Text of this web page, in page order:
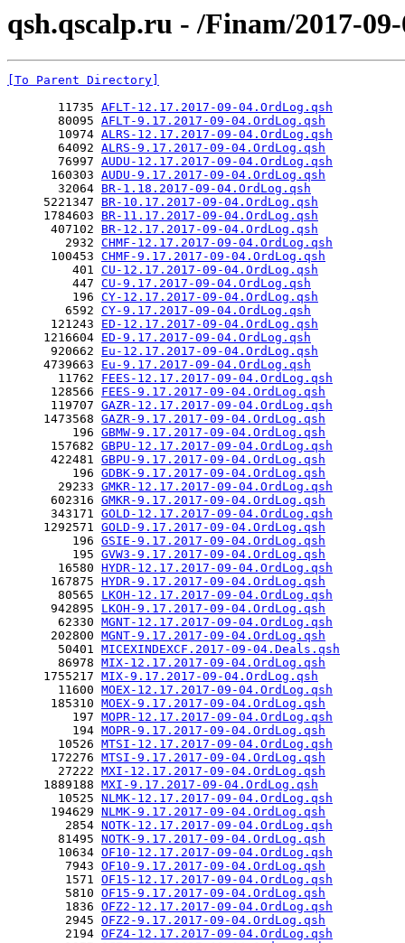
qsh.qscalp.ru - /Finam/2017-
[To Parent Directory]
       11735
AFLT-12.17.2017-09-04.OrdLog.qsh
       80095
AFLT-9.17.2017-09-04.OrdLog.qsh
       10974
ALRS-12.17.2017-09-04.OrdLog.qsh
       64092
ALRS-9.17.2017-09-04.OrdLog.qsh
       76997
AUDU-12.17.2017-09-04.OrdLog.qsh
      160303
AUDU-9.17.2017-09-04.OrdLog.qsh
       32064
BR-1.18.2017-09-04.OrdLog.qsh
     5221347
BR-10.17.2017-09-04.OrdLog.qsh
     1784603
BR-11.17.2017-09-04.OrdLog.qsh
      407102
BR-12.17.2017-09-04.OrdLog.qsh
        2932
CHMF-12.17.2017-09-04.OrdLog.qsh
      100453
CHMF-9.17.2017-09-04.OrdLog.qsh
         401
CU-12.17.2017-09-04.OrdLog.qsh
         447
CU-9.17.2017-09-04.OrdLog.qsh
         196
CY-12.17.2017-09-04.OrdLog.qsh
        6592
CY-9.17.2017-09-04.OrdLog.qsh
      121243
ED-12.17.2017-09-04.OrdLog.qsh
     1216604
ED-9.17.2017-09-04.OrdLog.qsh
      920662
Eu-12.17.2017-09-04.OrdLog.qsh
     4739663
Eu-9.17.2017-09-04.OrdLog.qsh
       11762
FEES-12.17.2017-09-04.OrdLog.qsh
      128566
FEES-9.17.2017-09-04.OrdLog.qsh
      119707
GAZR-12.17.2017-09-04.OrdLog.qsh
     1473568
GAZR-9.17.2017-09-04.OrdLog.qsh
         196
GBMW-9.17.2017-09-04.OrdLog.qsh
      157682
GBPU-12.17.2017-09-04.OrdLog.qsh
      422481
GBPU-9.17.2017-09-04.OrdLog.qsh
         196
GDBK-9.17.2017-09-04.OrdLog.qsh
       29233
GMKR-12.17.2017-09-04.OrdLog.qsh
      602316
GMKR-9.17.2017-09-04.OrdLog.qsh
      343171
GOLD-12.17.2017-09-04.OrdLog.qsh
     1292571
GOLD-9.17.2017-09-04.OrdLog.qsh
         196
GSIE-9.17.2017-09-04.OrdLog.qsh
         195
GVW3-9.17.2017-09-04.OrdLog.qsh
       16580
HYDR-12.17.2017-09-04.OrdLog.qsh
      167875
HYDR-9.17.2017-09-04.OrdLog.qsh
       80565
LKOH-12.17.2017-09-04.OrdLog.qsh
      942895
LKOH-9.17.2017-09-04.OrdLog.qsh
       62330
MGNT-12.17.2017-09-04.OrdLog.qsh
      202800
MGNT-9.17.2017-09-04.OrdLog.qsh
       50401
MICEXINDEXCF.2017-09-04.Deals.qsh
       86978
MIX-12.17.2017-09-04.OrdLog.qsh
     1755217
MIX-9.17.2017-09-04.OrdLog.qsh
       11600
MOEX-12.17.2017-09-04.OrdLog.qsh
      185310
MOEX-9.17.2017-09-04.OrdLog.qsh
         197
MOPR-12.17.2017-09-04.OrdLog.qsh
         194
MOPR-9.17.2017-09-04.OrdLog.qsh
       10526
MTSI-12.17.2017-09-04.OrdLog.qsh
      172276
MTSI-9.17.2017-09-04.OrdLog.qsh
       27222
MXI-12.17.2017-09-04.OrdLog.qsh
     1889188
MXI-9.17.2017-09-04.OrdLog.qsh
       10525
NLMK-12.17.2017-09-04.OrdLog.qsh
      194629
NLMK-9.17.2017-09-04.OrdLog.qsh
        2854
NOTK-12.17.2017-09-04.OrdLog.qsh
       81495
NOTK-9.17.2017-09-04.OrdLog.qsh
       10634
OF10-12.17.2017-09-04.OrdLog.qsh
        7943
OF10-9.17.2017-09-04.OrdLog.qsh
        1571
OF15-12.17.2017-09-04.OrdLog.qsh
        5810
OF15-9.17.2017-09-04.OrdLog.qsh
        1836
OFZ2-12.17.2017-09-04.OrdLog.qsh
        2945
OFZ2-9.17.2017-09-04.OrdLog.qsh
        2194
OFZ4-12.17.2017-09-04.OrdLog.qsh